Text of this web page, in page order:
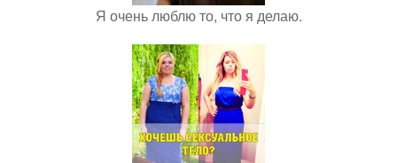
Я очень люблю то, что я делаю.